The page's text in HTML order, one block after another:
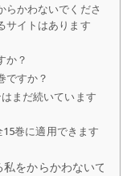
らかわないでくださ
サイトはあります
か？
ですか？
まだ続いています
巻に適用できます
をからかわないで